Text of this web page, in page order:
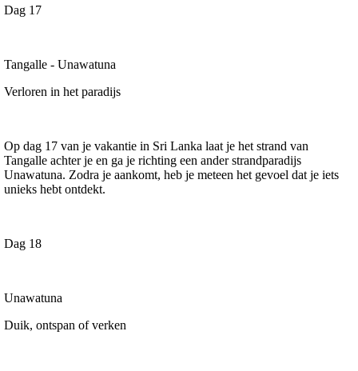
Dag 17
Tangalle - Unawatuna
Verloren in het paradijs
Op dag 17 van je vakantie in Sri Lanka laat je het strand van
Tangalle achter je en ga je richting een ander strandparadijs
Unawatuna. Zodra je aankomt, heb je meteen het gevoel dat je iets
unieks hebt ontdekt.
Dag 18
Unawatuna
Duik, ontspan of verken